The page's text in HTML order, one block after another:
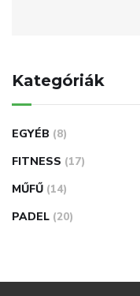
Kategóriák
EGYÉB (8)
FITNESS (17)
MŰFŰ (14)
PADEL (20)